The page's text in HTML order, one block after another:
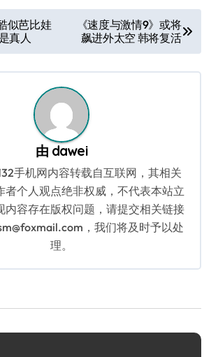
似芭比娃
真人
《速度与激情9》或将
飙进外太空 韩将复活
由 dawei
手机网内容转载自互联网，其相关
者个人观点绝非权威，不代表本站立
内容存在版权问题，请提交相关链接
，我们将及时予以处
理。